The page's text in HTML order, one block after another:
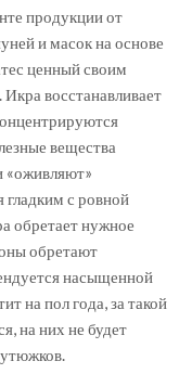
продукции от
и масок на основе
ценный своим
восстанавливает
вещества
«оживляют»
гладким с ровной
обретает нужное
обретают
насыщенной
на пол года, за такой
на них не будет